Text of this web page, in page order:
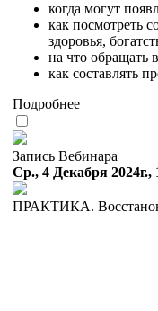
когда могут
как посмотреть
здоровья,
на что обращать
как составлять
Подробнее
Запись Вебинара
Ср., 4 Декабря 2024г.,
ПРАКТИКА.